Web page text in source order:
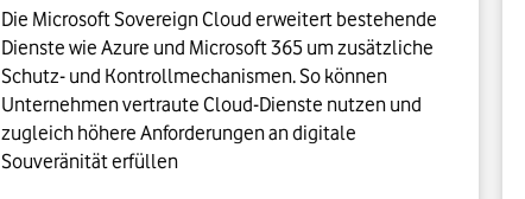
Die Microsoft Sovereign Cloud erweitert bestehende
Dienste wie Azure und Microsoft 365 um zusätzliche
Schutz- und Kontrollmechanismen. So können
Unternehmen vertraute Cloud-Dienste nutzen und
zugleich höhere Anforderungen an digitale
Souveränität erfüllen